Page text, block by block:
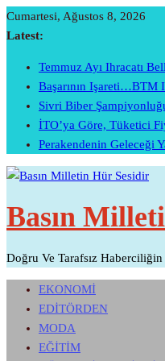
Skip
To
Cumartesi, Ağustos 8, 2026
Latest:
Temmuz Ayı Ihracatı
Başarının Işareti…BTM
Sivri Biber
İTO’ya Göre, Tüketici
Perakendenin Geleceği
Basın
Doğru Ve Tarafsız
EKONOMİ
EDİTÖRDEN
MODA
EĞİTİM